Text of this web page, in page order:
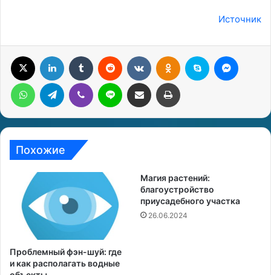
Источник
Похожие
Проблемный фэн-шуй: где
и как располагать водные
Магия растений:
благоустройство
приусадебного участка
26.06.2024